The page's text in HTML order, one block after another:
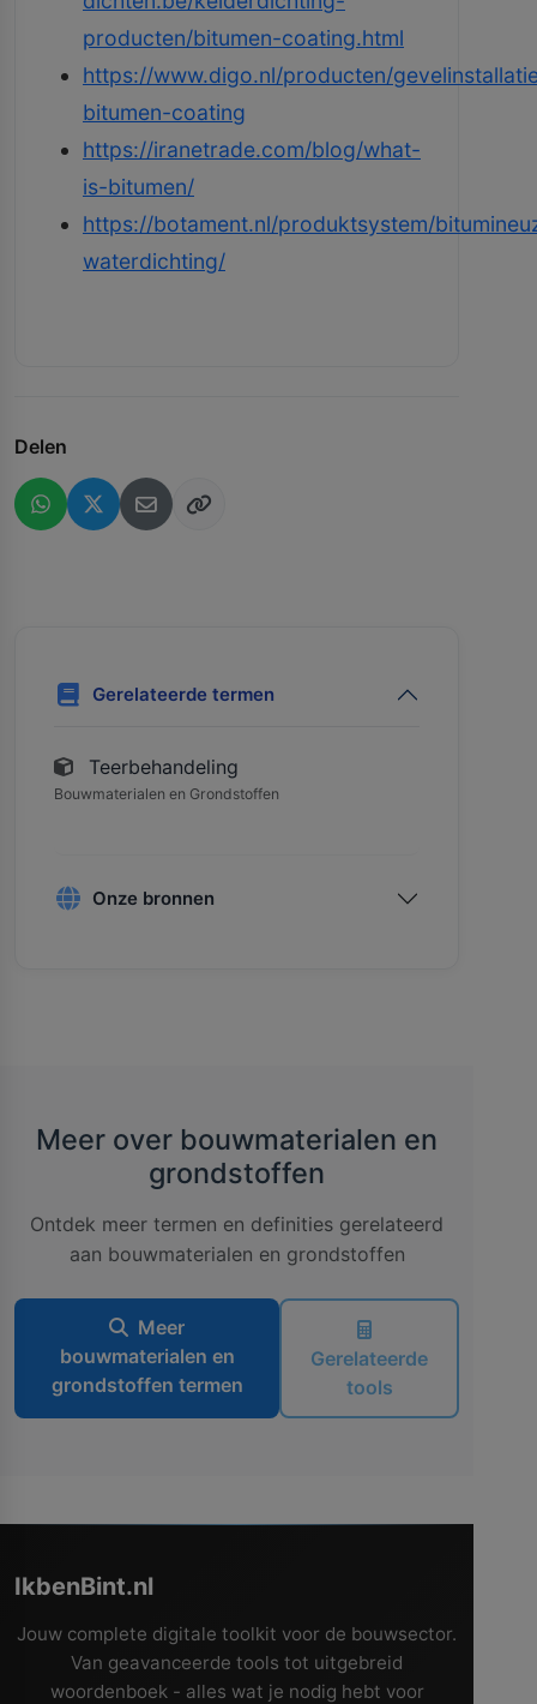
producten/bitumen-coating.html
https://www.digo.nl/producten/
bitumen-coating
https://iranetrade.com/blog/what-
is-bitumen/
https://botament.nl/produktsystem/
waterdichting/
Delen
Gerelateerde termen
Teerbehandeling
Bouwmaterialen en Grondstoffen
Onze bronnen
Meer over bouwmaterialen en
grondstoffen
Ontdek meer termen en definities gerelateerd
aan bouwmaterialen en grondstoffen
Meer
bouwmaterialen en
grondstoffen termen
Gerelateerde
tools
IkbenBint.nl
Jouw complete digitale toolkit voor de bouwsector.
Van geavanceerde tools tot uitgebreid
woordenboek - alles wat je nodig hebt voor